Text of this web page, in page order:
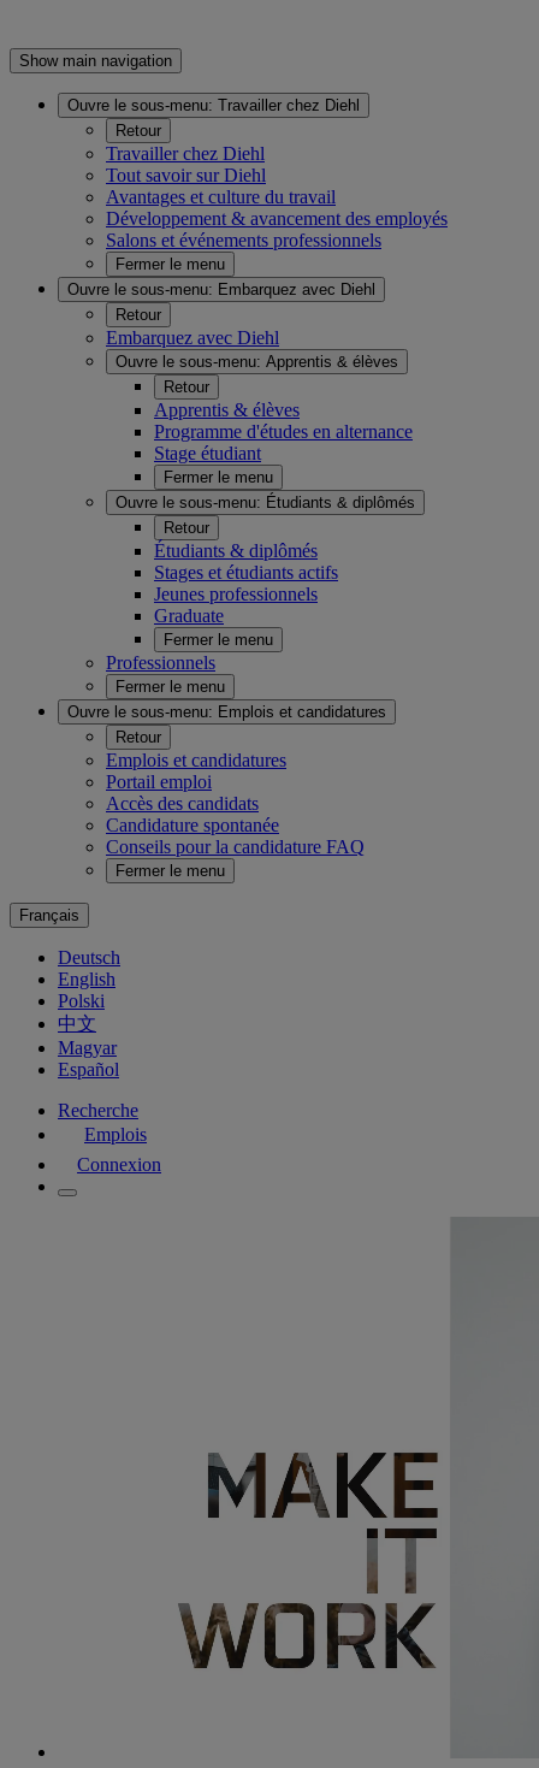
Show main navigation
Ouvre le sous-menu: Travailler chez Diehl
Retour
Travailler chez Diehl
Tout savoir sur Diehl
Avantages et culture du travail
Développement & avancement des employés
Salons et événements professionnels
Fermer le menu
Ouvre le sous-menu: Embarquez avec Diehl
Retour
Embarquez avec Diehl
Ouvre le sous-menu: Apprentis & élèves
Retour
Apprentis & élèves
Programme d'études en alternance
Stage étudiant
Fermer le menu
Ouvre le sous-menu: Étudiants & diplômés
Retour
Étudiants & diplômés
Stages et étudiants actifs
Jeunes professionnels
Graduate
Fermer le menu
Professionnels
Fermer le menu
Ouvre le sous-menu: Emplois et candidatures
Retour
Emplois et candidatures
Portail emploi
Accès des candidats
Candidature spontanée
Conseils pour la candidature FAQ
Fermer le menu
Français
Deutsch
English
Polski
中文
Magyar
Español
Recherche
Emplois
Connexion